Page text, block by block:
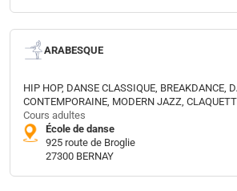
ARABESQUE
HIP HOP, DANSE CLASSIQUE, BREAKDANCE,
CONTEMPORAINE, MODERN JAZZ,
Cours adultes
École de danse
925 route de Broglie
27300 BERNAY